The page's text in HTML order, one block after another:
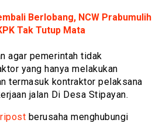
Berlobang, NCW Prabumulih
Tak Tutup Mata
agar pemerintah tidak
yang hanya melakukan
termasuk kontraktor pelaksana
jalan Di Desa Stipayan.
berusaha menghubungi